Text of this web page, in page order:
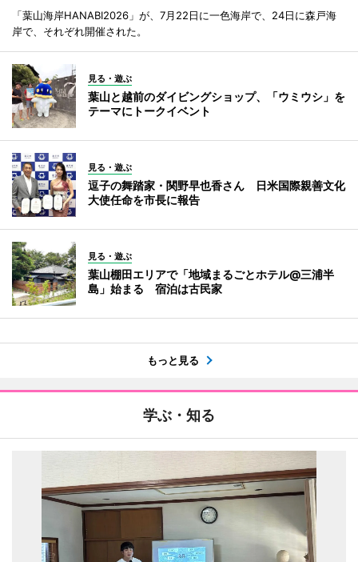
「葉山海岸HANABI2026」が、7月22日に一色海岸で、24日に森戸海
岸で、それぞれ開催された。
見る・遊ぶ
葉山と越前のダイビングショップ、「ウミウシ」を
テーマにトークイベント
見る・遊ぶ
逗子の舞踏家・関野早也香さん 日米国際親善文化
大使任命を市長に報告
見る・遊ぶ
葉山棚田エリアで「地域まるごとホテル@三浦半
島」始まる 宿泊は古民家
もっと見る
学ぶ・知る